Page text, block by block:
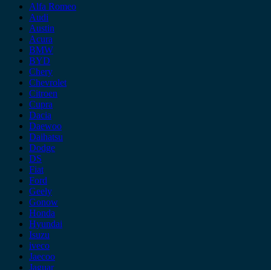
Alfa Romeo
Audi
Austin
Acura
BMW
BYD
Chery
Chevrolet
Citroen
Cupra
Dacia
Daewoo
Daihatsu
Dodge
DS
Fiat
Ford
Geely
Gonow
Honda
Hyundai
Isuzu
iveco
Jaecoo
Jaguar